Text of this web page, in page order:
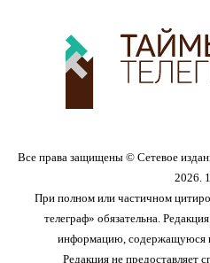
Все права защищены © Сетевое
2026.
При полном или частичном
телеграф» обязательна.
информацию, содержащуюся
Редакция не